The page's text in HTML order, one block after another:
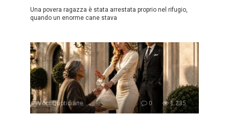
Una povera ragazza è stata arrestata proprio nel rifugio,
quando un enorme cane stava
Voci Quotidiane 0 1.235